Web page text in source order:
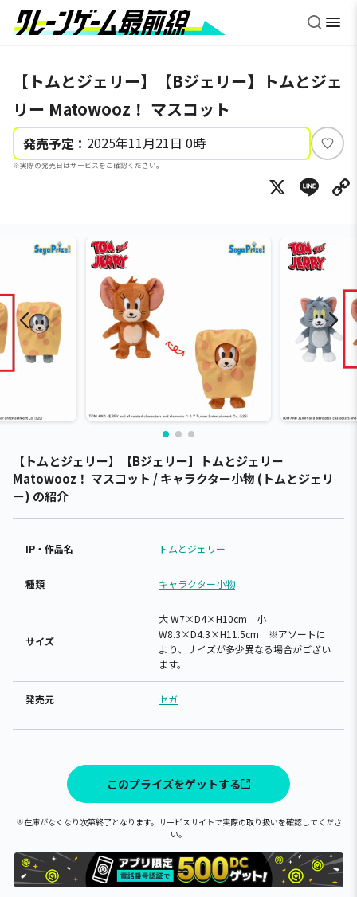
【トムとジェリー】【Bジェリー】トムとジェ
リー Matowooz！ マスコット
発売予定： 2025年11月21日 0時
※実際の発売日はサービスをご確認ください。
い
ね
X
【トムとジェリー】【Bジェリー】トムとジェリー
Matowooz！ マスコット / キャラクター小物 (トムとジェリ
ー) の紹介
IP・作品名 トムとジェリー
種類 キャラクター小物
サイズ
大 W7×D4×H10cm 小
W8.3×D4.3×H11.5cm ※アソートに
より、サイズが多少異なる場合がござい
ます。
発売元 セガ
このプライズをゲットする
※在庫がなくなり次第終了となります。サービスサイトで実際の取り扱いを確認してくださ
い。